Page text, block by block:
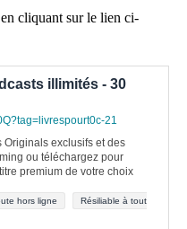
cliquant sur le lien ci-
illimités - 30
21
Originals exclusifs et des
ou téléchargez pour
premium de votre choix
hors ligne
Résiliable à tout